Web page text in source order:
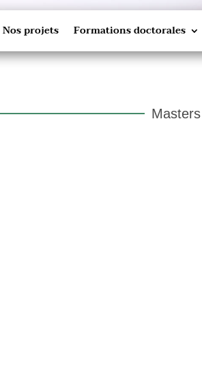
Nos projets Formations doctorales